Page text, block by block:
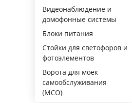
Видеонаблюдение и
домофонные системы
Блоки питания
Стойки для светофоров и
фотоэлементов
Ворота для моек
самообслуживания
(МСО)